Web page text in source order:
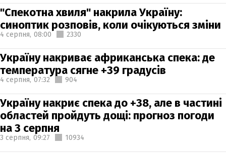
"Спекотна хвиля" накрила Україну:
синоптик розповів, коли очікуються зміни
4 серпня, 08:00 2330
Україну накриває африканська спека: де
температура сягне +39 градусів
4 серпня, 07:32 904
Україну накриє спека до +38, але в частині
областей пройдуть дощі: прогноз погоди
на 3 серпня
3 серпня, 09:27 10934